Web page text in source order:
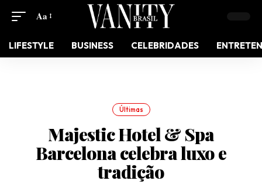
Aa
LIFESTYLE BUSINESS CELEBRIDADES
Últimas
Majestic Hotel & Spa
Barcelona celebra luxo e
tradição